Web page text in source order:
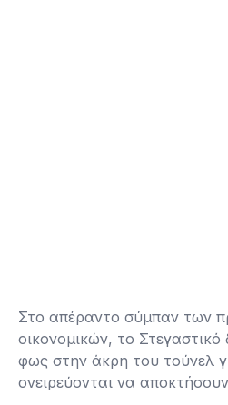
Στο απέραντο σύμπαν των
οικονομικών, το Στεγαστικό
φως στην άκρη του τούνελ
ονειρεύονται να